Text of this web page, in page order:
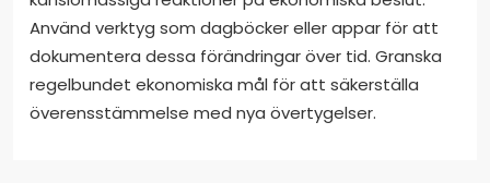
Använd verktyg som dagböcker eller appar för att
dokumentera dessa förändringar över tid. Granska
regelbundet ekonomiska mål för att säkerställa
överensstämmelse med nya övertygelser.